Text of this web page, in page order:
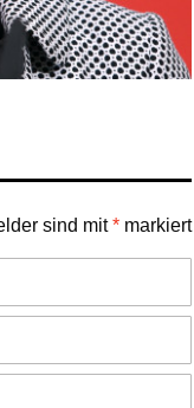
sind mit* markiert